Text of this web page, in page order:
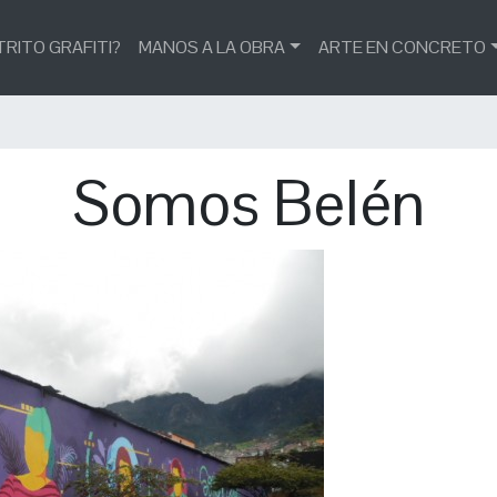
GRAFITI? MANOS A LA OBRA ARTE EN CONCRETO
Somos Belén